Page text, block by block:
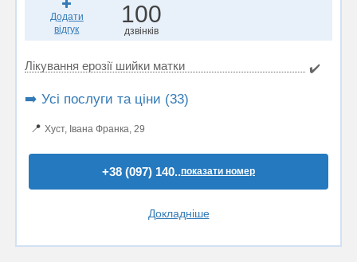
Додати
відгук
100
дзвінків
Лікування ерозії шийки матки ✔️
➡️ Усі послуги та ціни (33)
📍 Хуст, Івана Франка, 29
+38 (097) 140..показати номер
Докладніше